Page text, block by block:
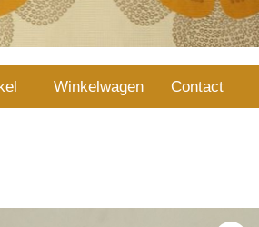
Winkelwagen Contact